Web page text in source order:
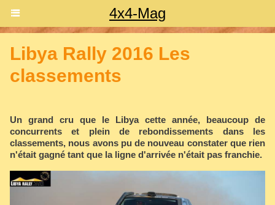
4x4-Mag
Libya Rally 2016 Les
classements
Un grand cru que le Libya cette année, beaucoup de
concurrents et plein de rebondissements dans les
classements, nous avons pu de nouveau constater que rien
n'était gagné tant que la ligne d'arrivée n'était pas franchie.